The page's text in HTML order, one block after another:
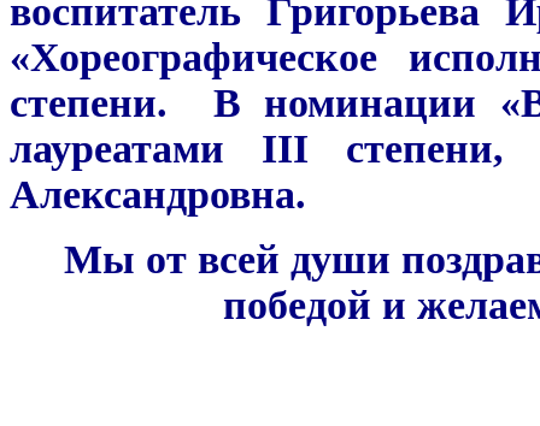
воспитатель Григорьева
«Хореографическое
степени. В номинации
лауреатами III степени,
Александровна.
Мы от всей души
победой и